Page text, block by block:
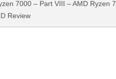
7000 – Part VIII – AMD Ryzen 7
Review